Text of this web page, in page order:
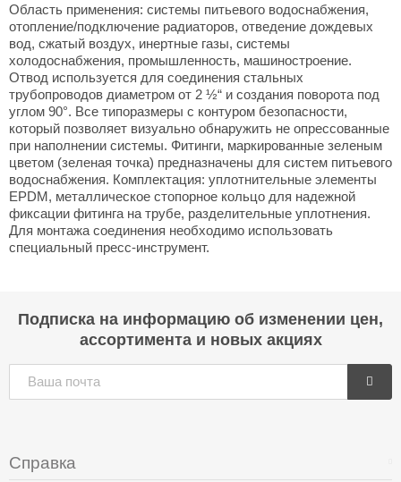
Область применения: системы питьевого водоснабжения,
отопление/подключение радиаторов, отведение дождевых
вод, сжатый воздух, инертные газы, системы
холодоснабжения, промышленность, машиностроение.
Отвод используется для соединения стальных
трубопроводов диаметром от 2 ½“ и создания поворота под
углом 90°. Все типоразмеры с контуром безопасности,
который позволяет визуально обнаружить не опрессованные
при наполнении системы. Фитинги, маркированные зеленым
цветом (зеленая точка) предназначены для систем питьевого
водоснабжения. Комплектация: уплотнительные элементы
EPDM, металлическое стопорное кольцо для надежной
фиксации фитинга на трубе, разделительные уплотнения.
Для монтажа соединения необходимо использовать
специальный пресс-инструмент.
Подписка на информацию об изменении цен,
ассортимента и новых акциях
Справка